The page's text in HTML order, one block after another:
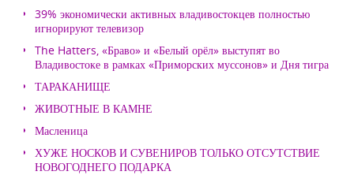
39% экономически активных владивостокцев полностью
игнорируют телевизор
The Hatters, «Браво» и «Белый орёл» выступят во
Владивостоке в рамках «Приморских муссонов» и Дня тигра
ТАРАКАНИЩЕ
ЖИВОТНЫЕ В КАМНЕ
Масленица
ХУЖЕ НОСКОВ И СУВЕНИРОВ ТОЛЬКО ОТСУТСТВИЕ
НОВОГОДНЕГО ПОДАРКА